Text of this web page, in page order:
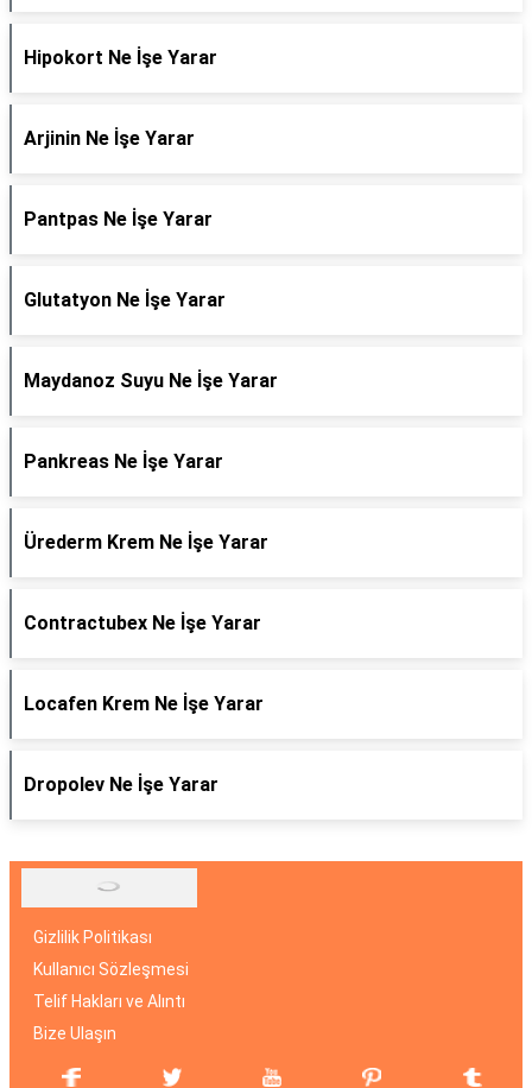
Hipokort Ne İşe Yarar
Arjinin Ne İşe Yarar
Pantpas Ne İşe Yarar
Glutatyon Ne İşe Yarar
Maydanoz Suyu Ne İşe Yarar
Pankreas Ne İşe Yarar
Ürederm Krem Ne İşe Yarar
Contractubex Ne İşe Yarar
Locafen Krem Ne İşe Yarar
Dropolev Ne İşe Yarar
Gizlilik Politikası
Kullanıcı Sözleşmesi
Telif Hakları ve Alıntı
Bize Ulaşın